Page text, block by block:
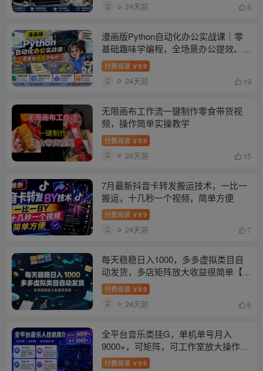
24天前 6
漫画版Python自动化办公实战课｜零
基础趣味学编程，全场景办公提效、批
量搞定报表文档、解放双手进阶职场
付费阅读 ￥9.9
24天前 19
无限画布工作流一键制作零食带货视
频，操作简单实操教学
付费阅读 ￥9.9
24天前 15
7月最新抖音卡转发搬运技术，一比一
搬运，十几秒一个视频，简单方便
付费阅读 ￥9.9
24天前 7
每天稳稳日入1000，多多虚拟类目自
动发货，多店矩阵放大收益很简单【揭
秘】
付费阅读 ￥9.9
24天前 6
全平台音乐类挂G，单机单号月入
9000+，可矩阵，可工作室放大操作
【揭秘】
付费阅读 ￥9.9